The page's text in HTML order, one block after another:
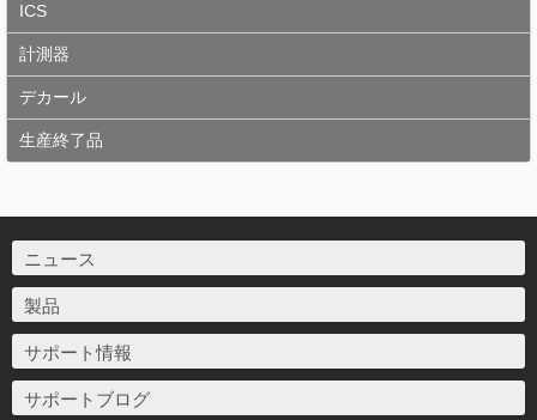
ICS
計測器
デカール
生産終了品
ニュース
製品
サポート情報
サポートブログ